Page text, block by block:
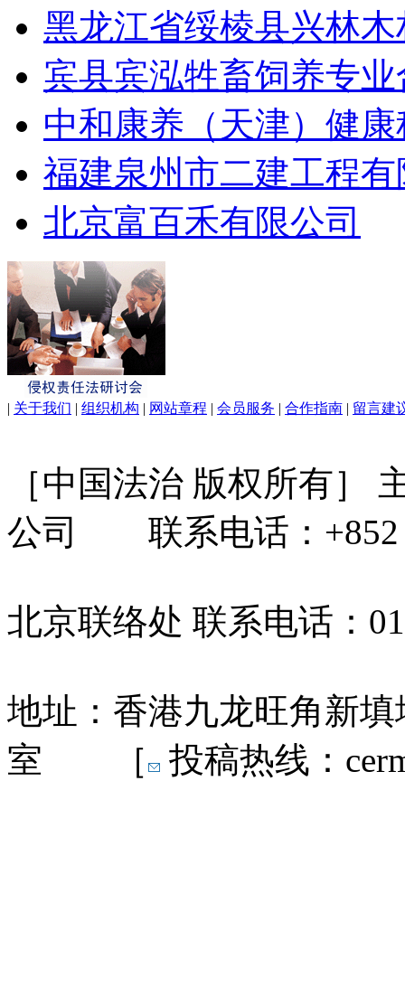
黑龙江省绥棱县兴林
宾县宾泓牲畜饲养专
中和康养（天津）健
福建泉州市二建工程
北京富百禾有限公司
| 关于我们 | 组织机构 | 网站章程 | 会员服务 | 合作指南 | 留言建
［中国法治 版权所有］
公司 联系电话：+852
北京联络处 联系电话：
地址：香港九龙旺角新
室 ［
投稿热线：